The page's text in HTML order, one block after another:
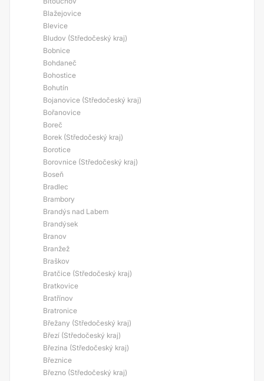
Blažejovice
Blevice
Bludov (Středočeský kraj)
Bobnice
Bohdaneč
Bohostice
Bohutín
Bojanovice (Středočeský kraj)
Bořanovice
Boreč
Borek (Středočeský kraj)
Borotice
Borovnice (Středočeský kraj)
Boseň
Bradlec
Brambory
Brandýs nad Labem
Brandýsek
Branov
Branžež
Braškov
Bratčice (Středočeský kraj)
Bratkovice
Bratřínov
Bratronice
Břežany (Středočeský kraj)
Březí (Středočeský kraj)
Březina (Středočeský kraj)
Březnice
Březno (Středočeský kraj)